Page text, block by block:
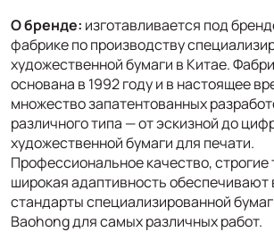
О бренде: изготавливается под
фабрике по производству
художественной бумаги в Китае.
основана в 1992 году и в настоящее
множество запатентованных
различного типа — от эскизной до
художественной бумаги для печати.
Профессиональное качество, строгие
широкая адаптивность обеспечивают
стандарты специализированной
Baohong для самых различных работ.